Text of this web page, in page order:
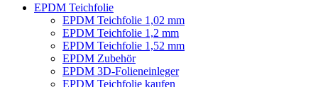
EPDM Teichfolie
EPDM Teichfolie 1,02 mm
EPDM Teichfolie 1,2 mm
EPDM Teichfolie 1,52 mm
EPDM Zubehör
EPDM 3D-Folieneinleger
EPDM Teichfolie kaufen